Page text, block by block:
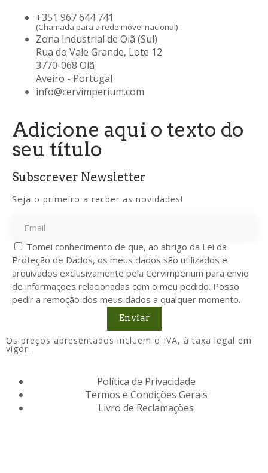
+351 967 644 741
(Chamada para a rede móvel nacional)
Zona Industrial de Oiã (Sul)
Rua do Vale Grande, Lote 12
3770-068 Oiã
Aveiro - Portugal
info@cervimperium.com
Adicione aqui o texto do
seu título
Subscrever Newsletter
Seja o primeiro a recber as novidades!
Tomei conhecimento de que, ao abrigo da Lei da
Proteção de Dados, os meus dados são utilizados e
arquivados exclusivamente pela Cervimperium para envio
de informações relacionadas com o meu pedido. Posso
pedir a remoção dos meus dados a qualquer momento.
Enviar
Os preços apresentados incluem o IVA, à taxa legal em
vigor.
Política de Privacidade
Termos e Condições Gerais
Livro de Reclamações